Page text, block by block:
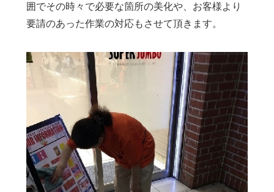
囲でその時々で必要な箇所の美化や、お客様より
要請のあった作業の対応もさせて頂きます。